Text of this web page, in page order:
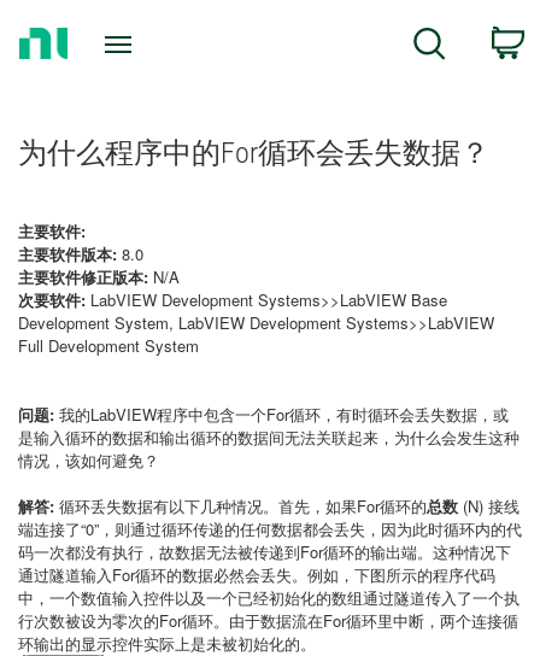
Search
为什么程序中的For循环会丢失数据？
主要软件:
主要软件版本: 8.0
主要软件修正版本: N/A
次要软件: LabVIEW Development Systems>>LabVIEW Base
Development System, LabVIEW Development Systems>>LabVIEW
Full Development System
问题: 我的LabVIEW程序中包含一个For循环，有时循环会丢失数据，或
是输入循环的数据和输出循环的数据间无法关联起来，为什么会发生这种
情况，该如何避免？
解答: 循环丢失数据有以下几种情况。首先，如果For循环的总数 (N) 接线
端连接了“0”，则通过循环传递的任何数据都会丢失，因为此时循环内的代
码一次都没有执行，故数据无法被传递到For循环的输出端。这种情况下
通过隧道输入For循环的数据必然会丢失。例如，下图所示的程序代码
中，一个数值输入控件以及一个已经初始化的数组通过隧道传入了一个执
行次数被设为零次的For循环。由于数据流在For循环里中断，两个连接循
环输出的显示控件实际上是未被初始化的。